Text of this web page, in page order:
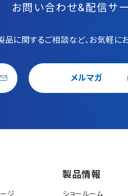
お問い合わせ&配信サ
品に関するご相談など、お気軽に
メルマガ
ジ
製品情報
ショールーム